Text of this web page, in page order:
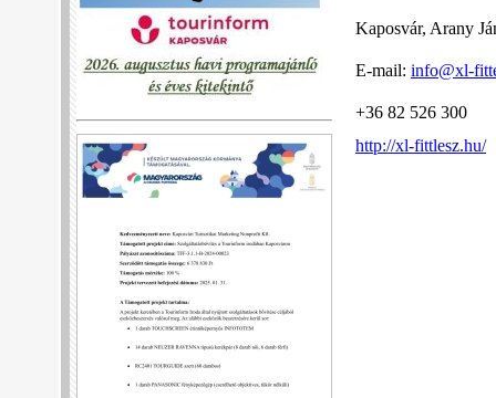
Kaposvár, Arany
E-mail: info@xl-
+36 82 526 300
http://xl-fittlesz.hu/